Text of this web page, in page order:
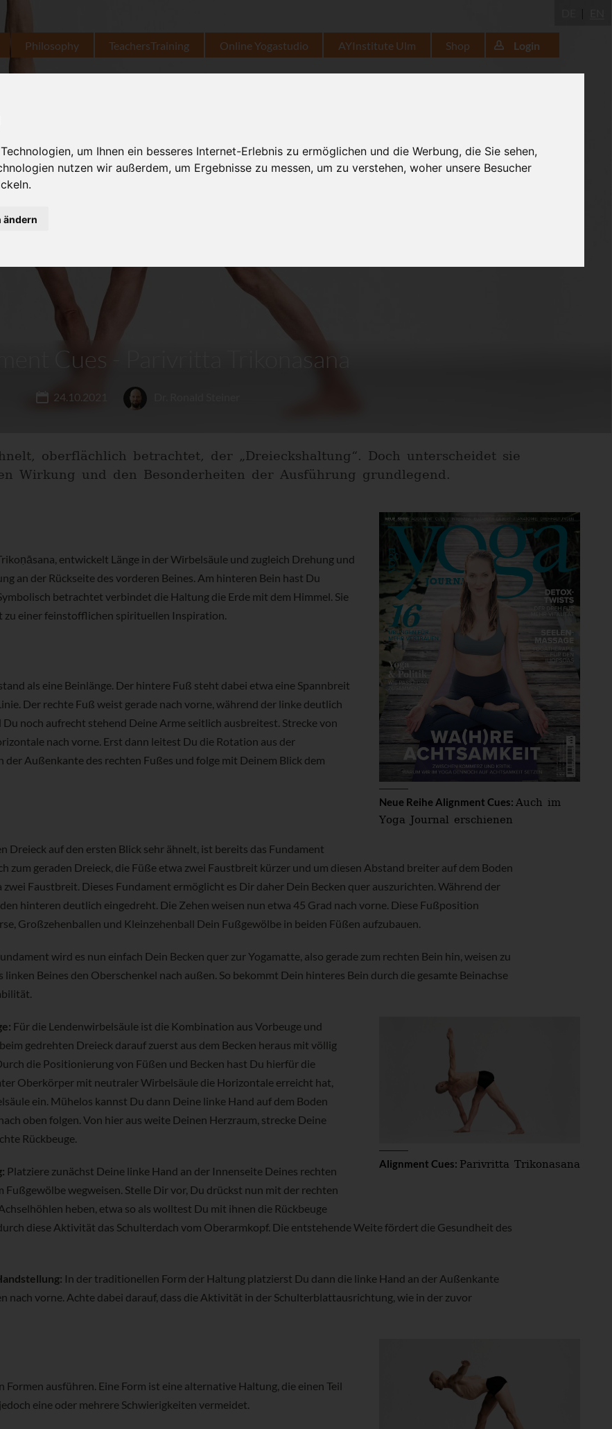
um Ihnen ein besseres Internet-Erlebnis zu ermöglichen und die Werbung, die Sie sehen,
nutzen wir außerdem, um Ergebnisse zu messen, um zu verstehen, woher unsere Besucher
ändern
Philosophy TeachersTraining Online Yogastudio AYInstitute Ulm Shop Login
Cues - Parivritta Trikonasana
24.10.2021
oberflächlich betrachtet, der „Dreieckshaltung“. Doch unterscheidet sie
Wirkung und den Besonderheiten der Ausführung grundlegend.
Neue Reihe Alignment Cues: Auch im
Yoga Journal erschienen
entwickelt Länge in der Wirbelsäule und zugleich Drehung und
an der Rückseite des vorderen Beines. Am hinteren Bein hast Du
betrachtet verbindet die Haltung die Erde mit dem Himmel. Sie
zu einer feinstofflichen spirituellen Inspiration.
als eine Beinlänge. Der hintere Fuß steht dabei etwa eine Spannbreit
Der rechte Fuß weist gerade nach vorne, während der linke deutlich
noch aufrecht stehend Deine Arme seitlich ausbreitest. Strecke von
nach vorne. Erst dann leitest Du die Rotation aus der
Außenkante des rechten Fußes und folge mit Deinem Blick dem
Dreieck auf den ersten Blick sehr ähnelt, ist bereits das Fundament
zum geraden Dreieck, die Füße etwa zwei Faustbreit kürzer und um diesen Abstand breiter auf dem Boden
Faustbreit. Dieses Fundament ermöglicht es Dir daher Dein Becken quer auszurichten. Während der
hinteren deutlich eingedreht. Die Zehen weisen nun etwa 45 Grad nach vorne. Diese Fußposition
Großzehenballen und Kleinzehenball Dein Fußgewölbe in beiden Füßen aufzubauen.
wird es nun einfach Dein Becken quer zur Yogamatte, also gerade zum rechten Bein hin, weisen zu
Beines den Oberschenkel nach außen. So bekommt Dein hinteres Bein durch die gesamte Beinachse
Alignment Cues: Parivritta Trikonasana
Für die Lendenwirbelsäule ist die Kombination aus Vorbeuge und
gedrehten Dreieck darauf zuerst aus dem Becken heraus mit völlig
die Positionierung von Füßen und Becken hast Du hierfür die
Oberkörper mit neutraler Wirbelsäule die Horizontale erreicht hat,
ein. Mühelos kannst Du dann Deine linke Hand auf dem Boden
oben folgen. Von hier aus weite Deinen Herzraum, strecke Deine
Rückbeuge.
Platziere zunächst Deine linke Hand an der Innenseite Deines rechten
Fußgewölbe wegweisen. Stelle Dir vor, Du drückst nun mit der rechten
heben, etwa so als wolltest Du mit ihnen die Rückbeuge
diese Aktivität das Schulterdach vom Oberarmkopf. Die entstehende Weite fördert die Gesundheit des
In der traditionellen Form der Haltung platzierst Du dann die linke Hand an der Außenkante
nach vorne. Achte dabei darauf, dass die Aktivität in der Schulterblattausrichtung, wie in der zuvor
ausführen. Eine Form ist eine alternative Haltung, die einen Teil
eine oder mehrere Schwierigkeiten vermeidet.